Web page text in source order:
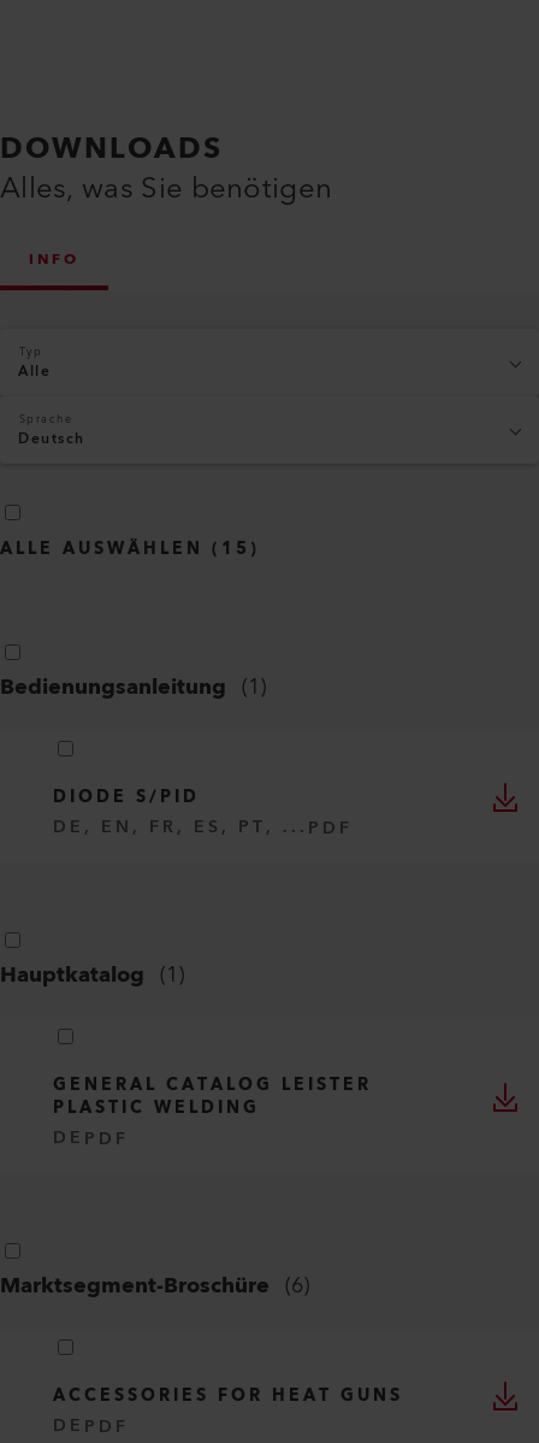
DOWNLOADS
Alles, was Sie benötigen
INFO
Typ
Alle
Sprache
Deutsch
ALLE AUSWÄHLEN ( 15 )
Bedienungsanleitung (1)
DIODE S/PID
DE, EN, FR, ES, PT, ... PDF
Hauptkatalog (1)
GENERAL CATALOG LEISTER
PLASTIC WELDING
DE PDF
Marktsegment-Broschüre (6)
ACCESSORIES FOR HEAT GUNS
DE PDF